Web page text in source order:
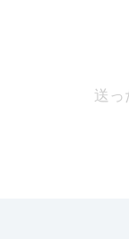
送